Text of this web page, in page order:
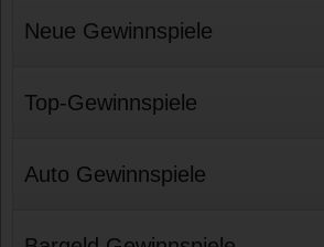
Neue Gewinnspiele
Top-Gewinnspiele
Auto Gewinnspiele